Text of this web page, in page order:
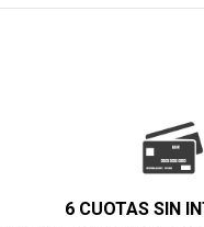
6 CUOTAS SIN